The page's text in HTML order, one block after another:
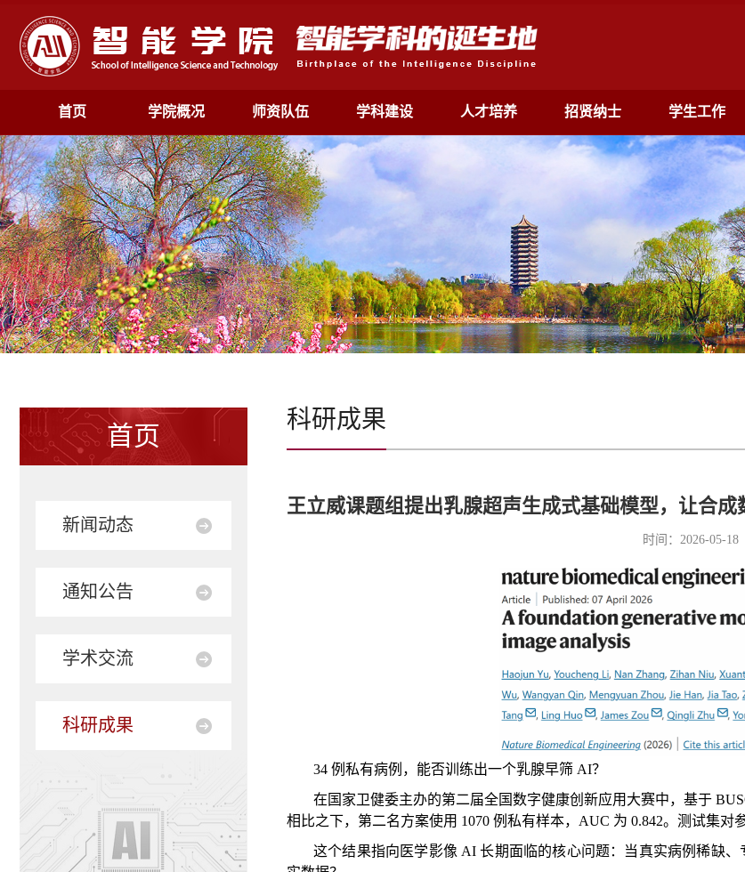
首页 学院概况 师资队伍 学科建设 人才培养 招贤纳士 学生工作
首页
新闻动态
通知公告
学术交流
科研成果
科研成果
王立威课题组提出乳腺超声生成式基础模型，让合
时间：2026-05-
34 例私有病例，能否训练出一个乳腺早筛 AI？
在国家卫健委主办的第二届全国数字健康创新应用大赛中，基于
相比之下，第二名方案使用 1070 例私有样本，AUC 为 0.842。测试集对
这个结果指向医学影像 AI 长期面临的核心问题：当真实病例稀缺